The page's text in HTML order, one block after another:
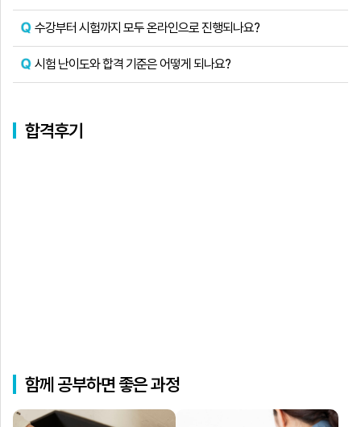
수강부터 시험까지 모두 온라인으로 진행되나요?
시험 난이도와 합격 기준은 어떻게 되나요?
합격후기
함께 공부하면 좋은 과정